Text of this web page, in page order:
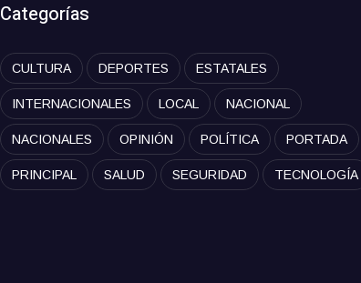
Categorías
CULTURA DEPORTES ESTATALES
INTERNACIONALES LOCAL NACIONAL
NACIONALES OPINIÓN POLÍTICA PORTADA
PRINCIPAL SALUD SEGURIDAD TECNOLOGÍA